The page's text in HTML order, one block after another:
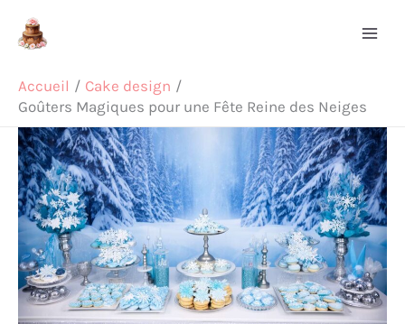
Accueil
Cake design
Goûters Magiques pour une Fête Reine des Neiges
Rechercher